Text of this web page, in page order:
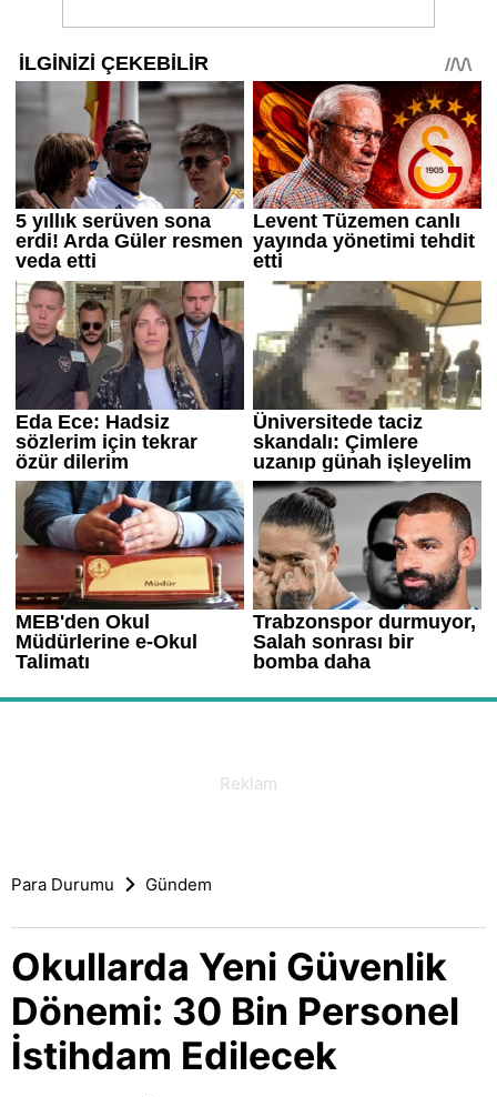
Para Durumu Gündem
Okullarda Yeni Güvenlik
Dönemi: 30 Bin Personel
İstihdam Edilecek